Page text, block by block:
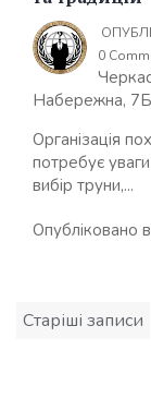
0
Набережна,
Організація
потребує
вибір труни,...
Опубліковано в
Навігація
записів
Старіші записи